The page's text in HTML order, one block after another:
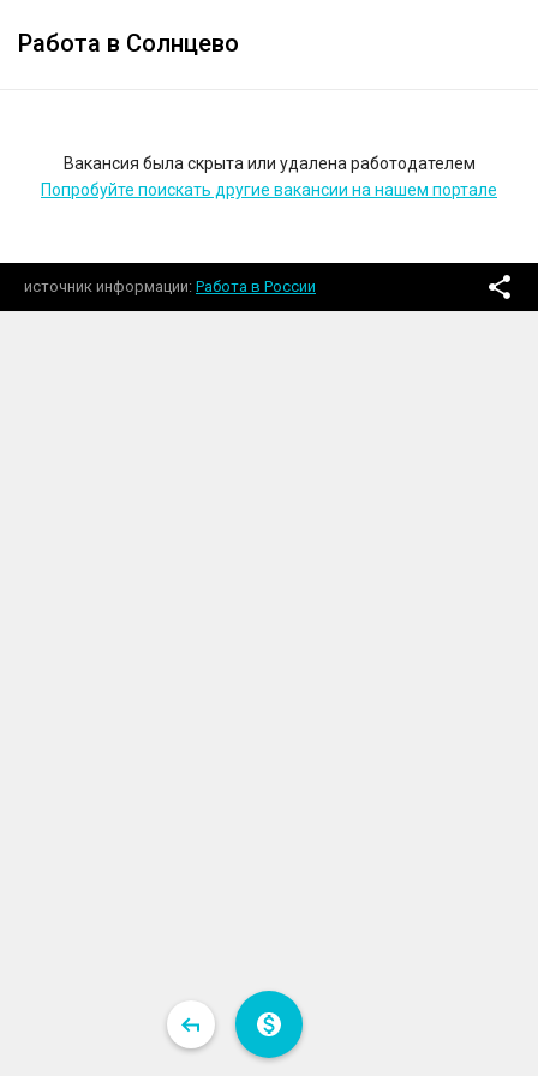
Работа в Солнцево
Вакансия была скрыта или удалена работодателем
Попробуйте поискать другие вакансии на нашем портале
источник информации Работа в России